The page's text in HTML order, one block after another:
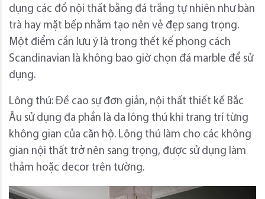
dụng các đồ nội thất bằng đá trắng tự nhiên như bàn
trà hay mặt bếp nhằm tạo nên vẻ đẹp sang trọng.
Một điểm cần lưu ý là trong thết kế phong cách
Scandinavian là không bao giờ chọn đá marble để sử
dụng.
Lông thú: Đề cao sự đơn giản, nội thất thiết kế Bắc
Âu sử dụng đa phần là da lông thú khi trang trí từng
không gian của căn hộ. Lông thú làm cho các không
gian nội thất trở nên sang trọng, được sử dụng làm
thảm hoặc decor trên tường.